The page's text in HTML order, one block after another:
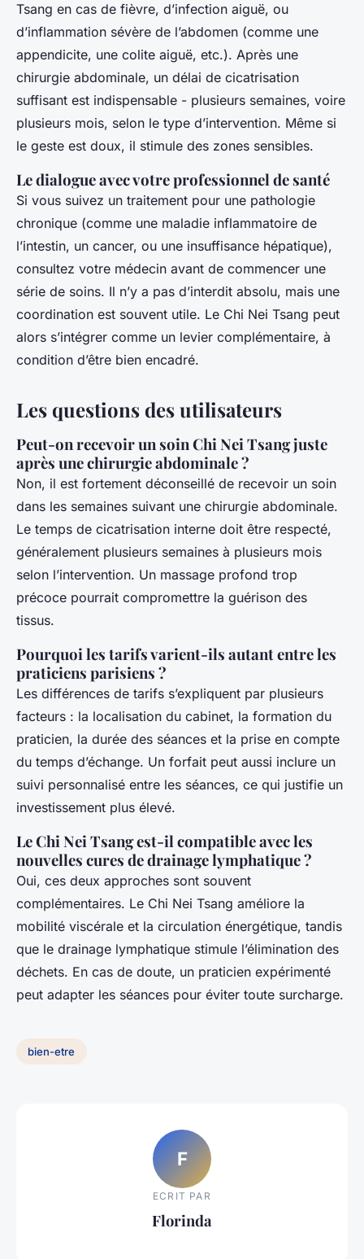
Tsang en cas de fièvre, d’infection aiguë, ou
d’inflammation sévère de l’abdomen (comme une
appendicite, une colite aiguë, etc.). Après une
chirurgie abdominale, un délai de cicatrisation
suffisant est indispensable - plusieurs semaines, voire
plusieurs mois, selon le type d’intervention. Même si
le geste est doux, il stimule des zones sensibles.
Le dialogue avec votre professionnel de santé
Si vous suivez un traitement pour une pathologie
chronique (comme une maladie inflammatoire de
l’intestin, un cancer, ou une insuffisance hépatique),
consultez votre médecin avant de commencer une
série de soins. Il n’y a pas d’interdit absolu, mais une
coordination est souvent utile. Le Chi Nei Tsang peut
alors s’intégrer comme un levier complémentaire, à
condition d’être bien encadré.
Les questions des utilisateurs
Peut-on recevoir un soin Chi Nei Tsang juste
après une chirurgie abdominale ?
Non, il est fortement déconseillé de recevoir un soin
dans les semaines suivant une chirurgie abdominale.
Le temps de cicatrisation interne doit être respecté,
généralement plusieurs semaines à plusieurs mois
selon l’intervention. Un massage profond trop
précoce pourrait compromettre la guérison des
tissus.
Pourquoi les tarifs varient-ils autant entre les
praticiens parisiens ?
Les différences de tarifs s’expliquent par plusieurs
facteurs : la localisation du cabinet, la formation du
praticien, la durée des séances et la prise en compte
du temps d’échange. Un forfait peut aussi inclure un
suivi personnalisé entre les séances, ce qui justifie un
investissement plus élevé.
Le Chi Nei Tsang est-il compatible avec les
nouvelles cures de drainage lymphatique ?
Oui, ces deux approches sont souvent
complémentaires. Le Chi Nei Tsang améliore la
mobilité viscérale et la circulation énergétique, tandis
que le drainage lymphatique stimule l’élimination des
déchets. En cas de doute, un praticien expérimenté
peut adapter les séances pour éviter toute surcharge.
bien-etre
F
ECRIT PAR
Florinda